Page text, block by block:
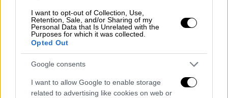
I want to opt-out of Collection, Use,
Retention, Sale, and/or Sharing of my
Personal Data that Is Unrelated with the
Purposes for which it was collected.
Opted Out
Google consents
I want to allow Google to enable storage
related to advertising like cookies on web or
Αφού εργάστηκε για δύο ημέρες με τον
Σαλάχ, η Helen θυμάται ότι της πρόσφερε
ένα ποτήρι σαμπάνια για να την
ευχαριστήσει. «Μέσα σε λίγες γουλιές
άρχισα να αισθάνομαι λίγο ζαλισμένος, αλλά
ένα πραγματικά ζαλισμένο και περίεργο